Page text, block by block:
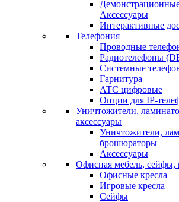
Аксессуары
Интерактивные
Телефония
Проводные
Радиотелефоны
Системные
Гарнитура
АТС цифровые
Опции для IP-
Уничтожители,
аксессуары
Уничтожители,
брошюраторы
Аксессуары
Офисная мебель,
Офисные кресла
Игровые кресла
Сейфы